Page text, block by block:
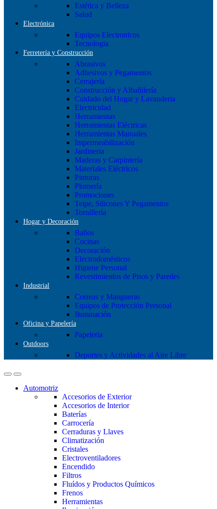
Estética y Belleza
Salud
Electrónica
Equipos Electronicos
Tecnologia
Ferretería y Construcción
Abrasivos
Adhesivos y Pegamentos
Cerrajería
Construcción y Albañilería
Cuidado del Hogar y Lavanderia
Electricidad
Herramientas
Herramientas Eléctricas
Herramientas Manuales
Impermeabilización
Jardineria
Maderas y Carpintería
Materiales Eléctricos
Pinturas
Plomería
Promociones
Teipe, Silicones Y Pegamentos
Tornillería
Hogar y Decoración
Baños
Cocinas
Decoración
Electrodomésticos
Higiene Personal
Revestimientos de Pisos y Paredes
Industrial
Correas y Mangueras
Equipos de Protección Personal
Iluminación
Oficina y Papelería
Papeleria
Outdoors
Deportes y Actividades al Aire Libre
Automotriz
Accesorios de Exterior
Accesorios de Interior
Baterías
Carrocería
Cerraduras y Llaves
Climatización
Cristales
Electroventiladores
Encendido
Filtros
Fluídos y Productos Químicos
Frenos
Herramientas